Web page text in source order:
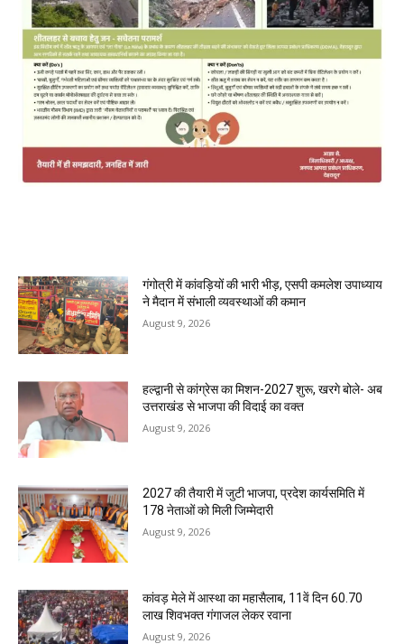
गंगोत्री में कांवड़ियों की भारी भीड़, एसपी कमलेश उपाध्याय
ने मैदान में संभाली व्यवस्थाओं की कमान
August 9, 2026
हल्द्वानी से कांग्रेस का मिशन-2027 शुरू, खरगे बोले- अब
उत्तराखंड से भाजपा की विदाई का वक्त
August 9, 2026
2027 की तैयारी में जुटी भाजपा, प्रदेश कार्यसमिति में
178 नेताओं को मिली जिम्मेदारी
August 9, 2026
कांवड़ मेले में आस्था का महासैलाब, 11वें दिन 60.70
लाख शिवभक्त गंगाजल लेकर रवाना
August 9, 2026